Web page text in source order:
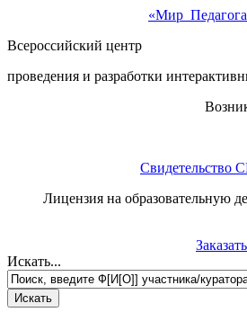
«Мир
Всероссийский центр
проведения и разработки
Лицензия на образовательную
Искать...